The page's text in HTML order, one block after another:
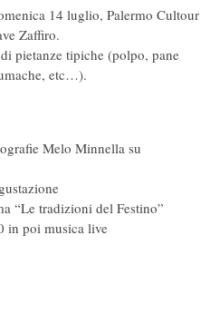
14 luglio, Palermo Cultour
Zaffiro.
pietanze tipiche (polpo, pane
etc…).
Melo Minnella su
“Le tradizioni del Festino”
in poi musica live